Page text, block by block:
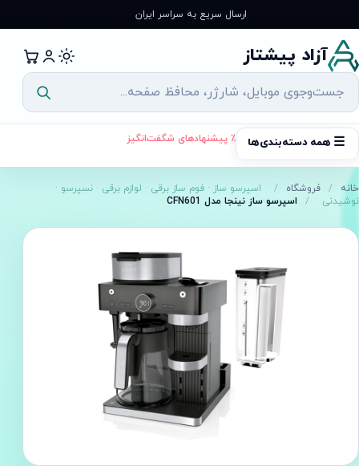
به
محتوا
ارسال سریع به سراسر ایران
آزاد پیشتاز
☰ همه دسته‌بندی‌ها ٪ پیشنهادهای شگفت‌انگیز
خانه / فروشگاه / اسپرسو ساز · فوم ساز برقی · لوازم برقی · نسپرسو ·
نوشیدنی
/ اسپرسو ساز نینجا مدل CFN601